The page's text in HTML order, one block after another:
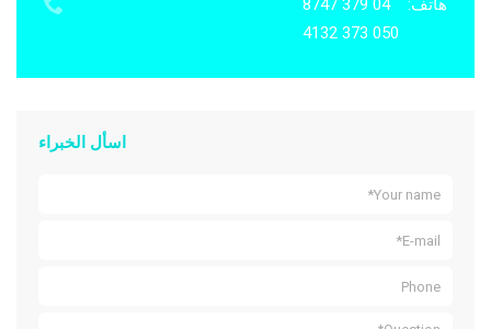
هاتف:
04 379 8747
050 373 4132
اسأل الخبراء